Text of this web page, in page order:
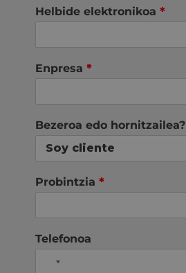
Helbide elektronikoa *
Enpresa *
Bezeroa edo hornitzailea?
Probintzia *
Telefonoa